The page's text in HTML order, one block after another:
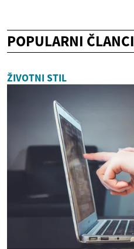
POPULARNI ČLANCI
ŽIVOTNI STIL